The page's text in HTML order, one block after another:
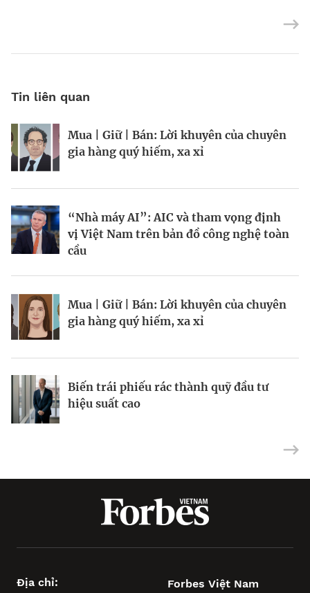
Tin liên quan
Mua | Giữ | Bán: Lời khuyên của chuyên
gia hàng quý hiếm, xa xỉ
“Nhà máy AI”: AIC và tham vọng định
vị Việt Nam trên bản đồ công nghệ toàn
cầu
Mua | Giữ | Bán: Lời khuyên của chuyên
gia hàng quý hiếm, xa xỉ
Biến trái phiếu rác thành quỹ đầu tư
hiệu suất cao
Kinh Bắc gia nhập lĩnh vực AI với dự án
tỷ đô
Chiến lược bảo vệ vốn trước rủi ro thị
trường
Mua | Giữ | Bán: Lời khuyên của chuyên
gia hàng quý hiếm, xa xỉ
Từ nỗi lo về mụn đến doanh thu 10 triệu
USD
Tiền cũng mọc trên cây, chỉ là hơi chậm
chút?
Chuyên gia “theo dõi” tỷ phú
Hiệp hội Logistics và Cảng biển
TP.HCM: Hợp nhất sức mạnh, vươn tầm
Tại sao cổ phiếu vốn hóa nhỏ đã sẵn
Địa chỉ:
Forbes Việt Nam